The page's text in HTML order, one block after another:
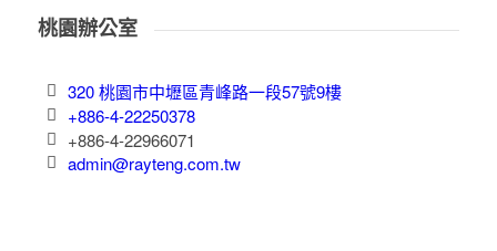
桃園辦公室
320 桃園市中壢區青峰路一段57號9樓
+886-4-22250378
+886-4-22966071
admin@rayteng.com.tw